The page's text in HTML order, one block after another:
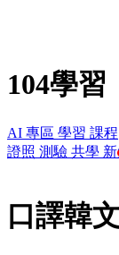
104學習
AI 專區 學習 課程
證照 測驗 共學
口譯韓文